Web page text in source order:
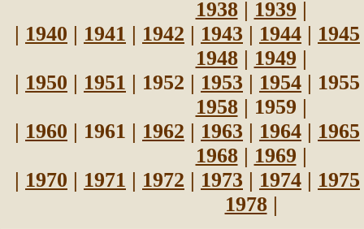
1938 | 1939 |
| 1940 | 1941 | 1942 | 1943 | 1944 | 1945
1948 | 1949 |
| 1950 | 1951 | 1952 | 1953 | 1954 |
1958 | 1959 |
| 1960 | 1961 | 1962 | 1963 | 1964 | 1965
1968 | 1969 |
| 1970 | 1971 | 1972 | 1973 | 1974 | 1975
1978 |